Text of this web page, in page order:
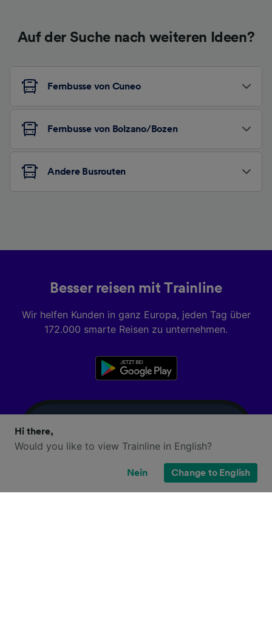
Auf der Suche nach weiteren Ideen?
Fernbusse von Cuneo
Fernbusse von Bolzano/Bozen
Andere Busrouten
Besser reisen mit Trainline
Wir helfen Kunden in ganz Europa, jeden Tag über
172.000 smarte Reisen zu unternehmen.
Hi there,
Would you like to view Trainline in English?
Nein Change to English